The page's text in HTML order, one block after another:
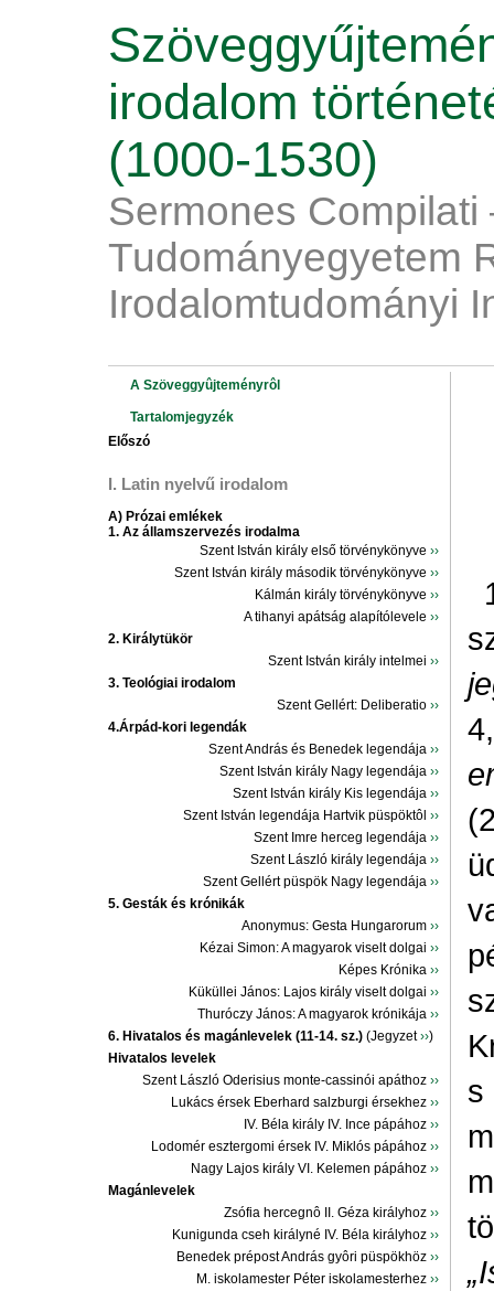
irodalom
(1000-1530)
Sermones
Tudományegyetem
Irodalomtudományi
A Szöveggyûjteményrôl
Tartalomjegyzék
Előszó
I. Latin nyelvű irodalom
A) Prózai emlékek
1. Az államszervezés irodalma
Szent István király első törvénykönyve ››
Szent István király második törvénykönyve ››
Kálmán király törvénykönyve ››
A tihanyi apátság alapítólevele ››
2. Királytükör
Szent István király intelmei ››
3. Teológiai irodalom
Szent Gellért: Deliberatio ››
4.Árpád-kori legendák
Szent András és Benedek legendája ››
Szent István király Nagy legendája ››
Szent István király Kis legendája ››
Szent István legendája Hartvik püspöktôl ››
Szent Imre herceg legendája ››
Szent László király legendája ››
Szent Gellért püspök Nagy legendája ››
5. Gesták és krónikák
Anonymus: Gesta Hungarorum ››
Kézai Simon: A magyarok viselt dolgai ››
Képes Krónika ››
Küküllei János: Lajos király viselt dolgai ››
Thuróczy János: A magyarok krónikája ››
6. Hivatalos és magánlevelek (11-14. sz.) (Jegyzet››)
Hivatalos levelek
Szent László Oderisius monte-cassinói apáthoz ››
Lukács érsek Eberhard salzburgi érsekhez ››
IV. Béla király IV. Ince pápához ››
Lodomér esztergomi érsek IV. Miklós pápához ››
Nagy Lajos király VI. Kelemen pápához ››
Magánlevelek
Zsófia hercegnô II. Géza királyhoz ››
Kunigunda cseh királyné IV. Béla királyhoz ››
Benedek prépost András gyôri püspökhöz ››
M. iskolamester Péter iskolamesterhez ››
s